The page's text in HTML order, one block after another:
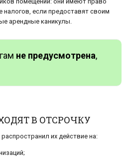
налогов, если предоставят своим
арендные каникулы.
не предусмотрена,
В ОТСРОЧКУ
их действие на: